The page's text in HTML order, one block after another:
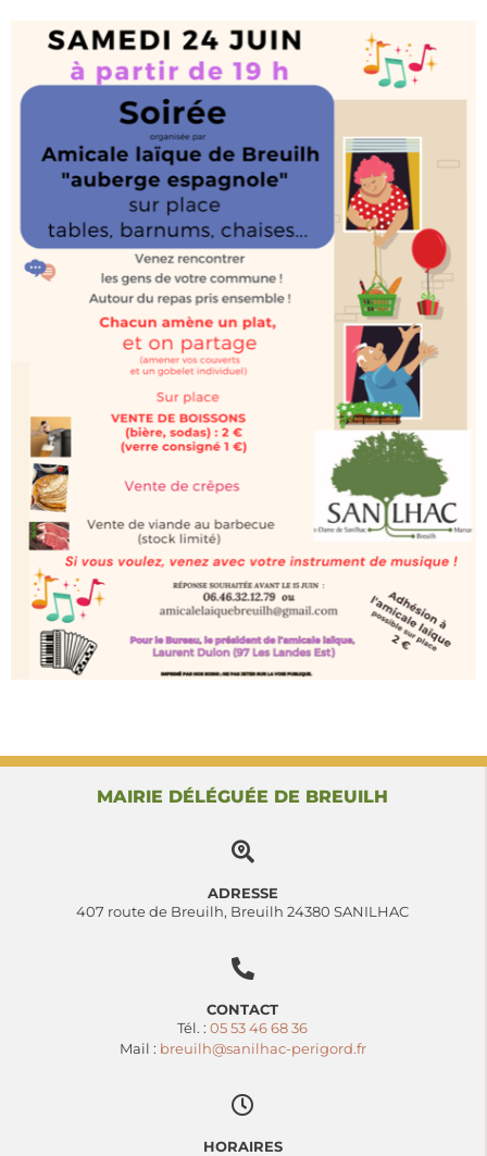
MAIRIE DÉLÉGUÉE DE BREUILH
ADRESSE
407 route de Breuilh, Breuilh 24380 SANILHAC
CONTACT
Tél. : 05 53 46 68 36
Mail : breuilh@sanilhac-perigord.fr
HORAIRES